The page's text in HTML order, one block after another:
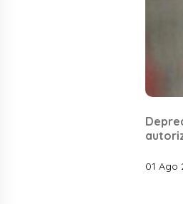
01 Ago